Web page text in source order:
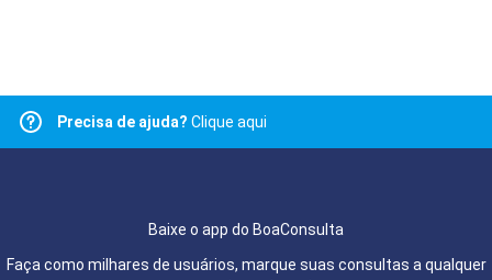
Precisa de ajuda? Clique aqui
Baixe o app do BoaConsulta
Faça como milhares de usuários, marque suas consultas a qualquer